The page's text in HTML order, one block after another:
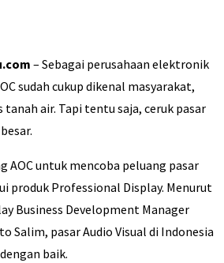
– Sebagai perusahaan elektronik
sudah cukup dikenal masyarakat,
tanah air. Tapi tentu saja, ceruk pasar
AOC untuk mencoba peluang pasar
produk Professional Display. Menurut
Business Development Manager
Salim, pasar Audio Visual di Indonesia
baik.